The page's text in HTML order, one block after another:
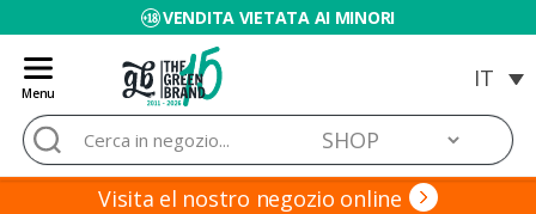
VENDITA VIETATA AI MINORI
Menu
Blog
de
Grow
Barato
Cerca:
Visita el nostro negozio online